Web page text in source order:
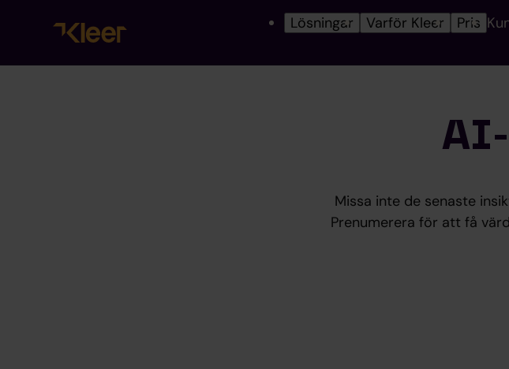
Lösningar Varför Kleer Pris
Missa inte de senaste
Prenumerera för att få